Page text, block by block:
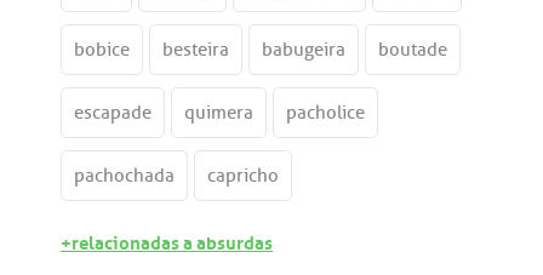
bobice besteira babugeira boutade
escapade quimera pacholice
pachochada capricho
+relacionadas a absurdas